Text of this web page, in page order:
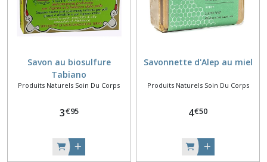
Savon au biosulfure
Tabiano
Produits Naturels Soin Du Corps
3€95
Savonnette d'Alep au miel
Produits Naturels Soin Du Corps
4€50